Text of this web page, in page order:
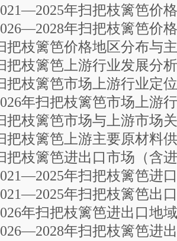
年扫把枝篱笆价
年扫把枝篱笆价
枝篱笆价格地区分布与主
枝篱笆上游行业发展分析
枝篱笆市场上游行业定位
年扫把枝篱笆市场上游
枝篱笆市场与上游市场
枝篱笆上游主要原材料
枝篱笆进出口市场（含进
年扫把枝篱笆进
年扫把枝篱笆出
年扫把枝篱笆进出口地
年扫把枝篱笆进出